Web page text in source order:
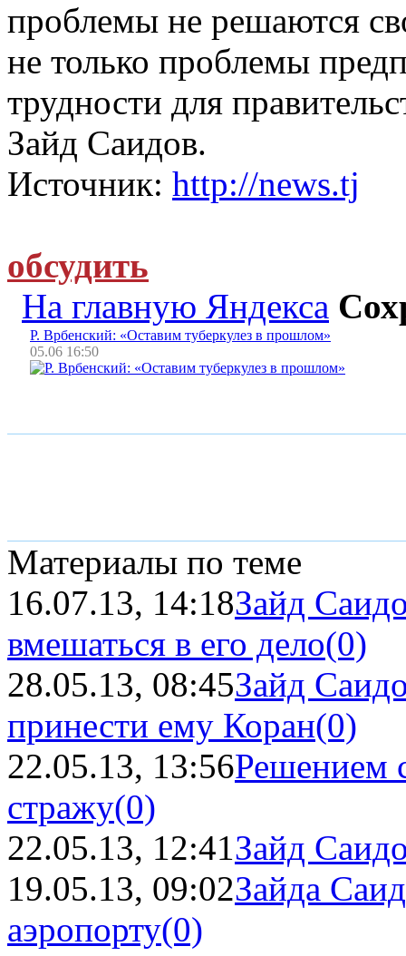
проблемы не решаются
не только проблемы
трудности для
Зайд Саидов.
Источник: http://news.tj
обсудить
На главную Яндекса
Р. Врбенский: «Оставим туберкулез в прошлом»
05.06 16:50
Материалы по теме
16.07.13, 14:18Зайд
вмешаться в его дело(0)
28.05.13, 08:45Зайд
принести ему Коран(0)
22.05.13, 13:56Решением
стражу(0)
22.05.13, 12:41Зайд
19.05.13, 09:02Зайда
аэропорту(0)